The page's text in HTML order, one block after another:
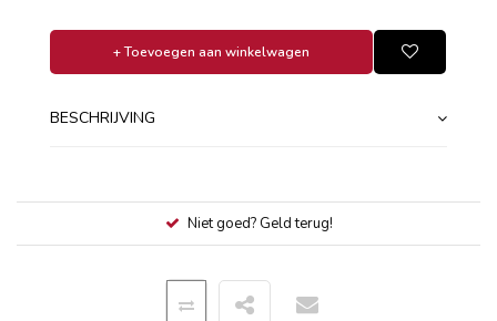
+ Toevoegen aan winkelwagen
BESCHRIJVING
Niet goed? Geld terug!